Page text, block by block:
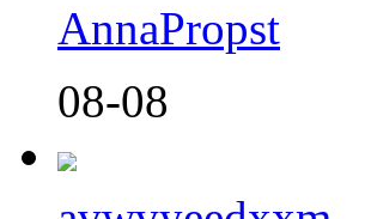
AnnaPropst
08-08